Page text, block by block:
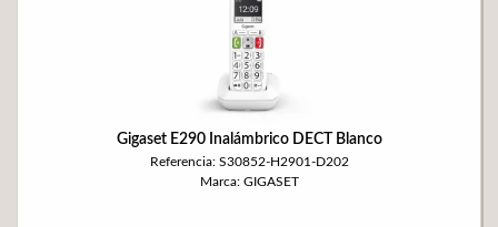
Gigaset E290 Inalámbrico DECT Blanco
Referencia: S30852-H2901-D202
Marca: GIGASET